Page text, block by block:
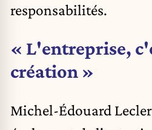
responsabilités.
« L'entreprise,
création »
Michel-Édouard